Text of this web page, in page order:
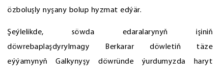
özboluşly nyşany bolup hyzmat edýär.
Şeýlelikde, söwda edaralarynyň işiniň
döwrebaplaşdyrylmagy Berkarar döwletiň täze
eýýamynyň Galkynyşy döwründe ýurdumyzda haryt